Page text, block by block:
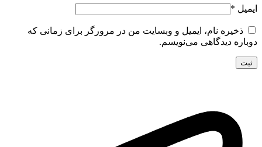
ایمیل *
ذخیره نام، ایمیل و وبسایت من در مرورگر برای زمانی که
دوباره دیدگاهی می‌نویسم.